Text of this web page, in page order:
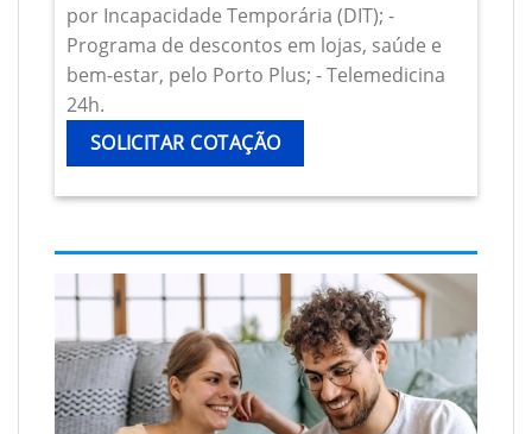
por Incapacidade Temporária (DIT); -
Programa de descontos em lojas, saúde e
bem-estar, pelo Porto Plus; - Telemedicina
24h.
SOLICITAR COTAÇÃO